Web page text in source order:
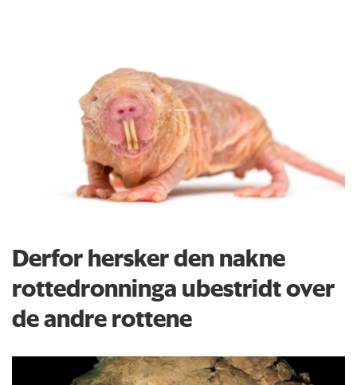
Derfor hersker den nakne
rottedronninga ubestridt over
de andre rottene